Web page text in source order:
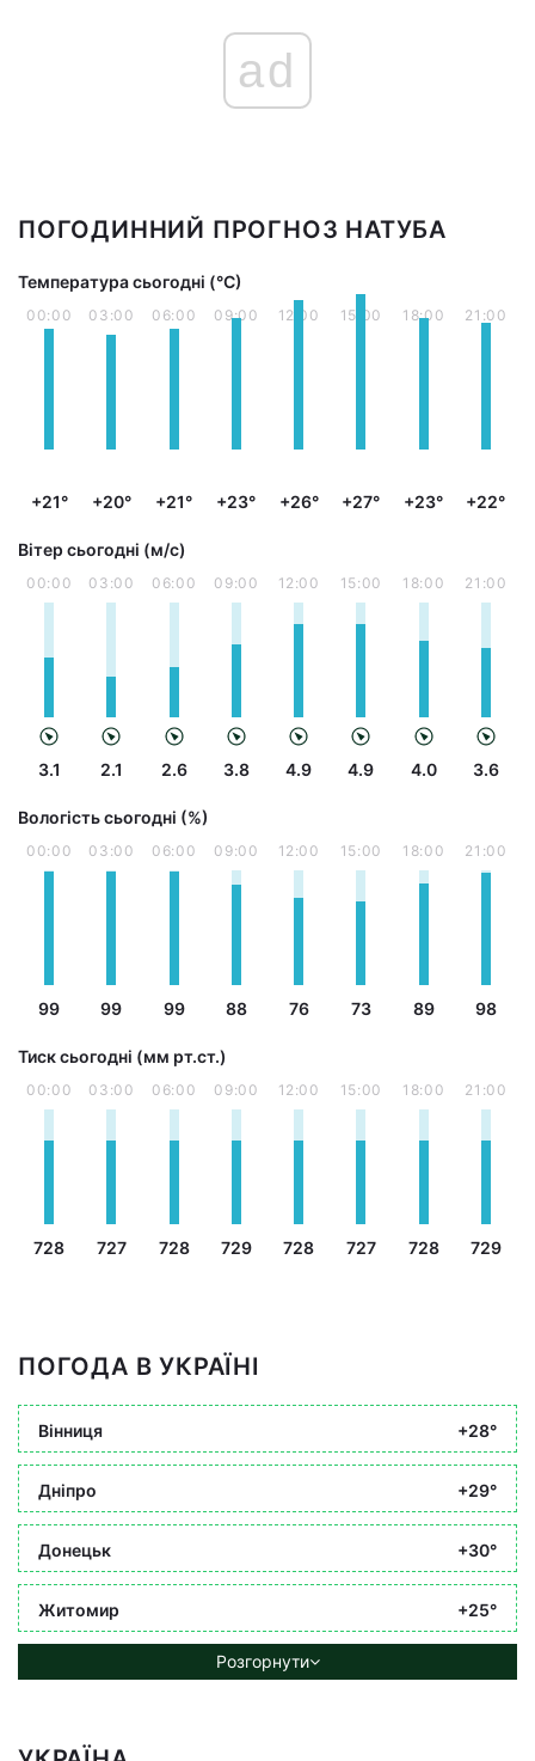
ad
ПОГОДИННИЙ ПРОГНОЗ НАТУБА
Температура сьогодні (°С)
00:00
+21°
03:00
+20°
06:00
+21°
09:00
+23°
12:00
+26°
15:00
+27°
18:00
+23°
21:00
+22°
Вітер сьогодні (м/с)
00:00
3.1
03:00
2.1
06:00
2.6
09:00
3.8
12:00
4.9
15:00
4.9
18:00
4.0
21:00
3.6
Вологість сьогодні (%)
00:00
99
03:00
99
06:00
99
09:00
88
12:00
76
15:00
73
18:00
89
21:00
98
Тиск сьогодні (мм рт.ст.)
00:00
728
03:00
727
06:00
728
09:00
729
12:00
728
15:00
727
18:00
728
21:00
729
ПОГОДА В УКРАЇНІ
Вінниця +28°
Дніпро +29°
Донецьк +30°
Житомир +25°
Розгорнути